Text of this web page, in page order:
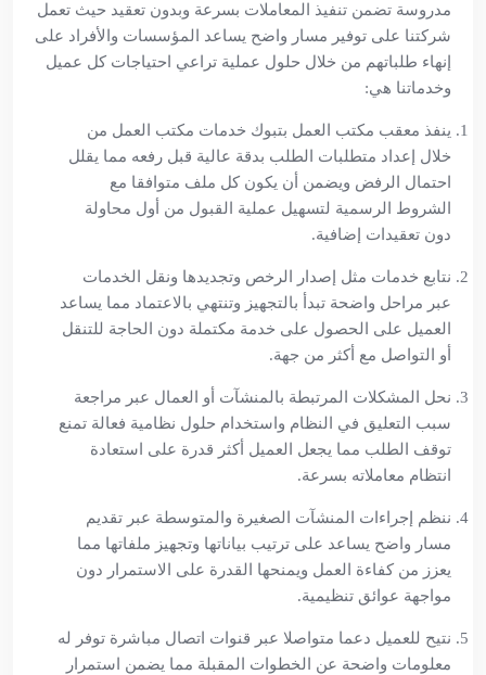
مدروسة تضمن تنفيذ المعاملات بسرعة وبدون تعقيد حيث تعمل
شركتنا على توفير مسار واضح يساعد المؤسسات والأفراد على
إنهاء طلباتهم من خلال حلول عملية تراعي احتياجات كل عميل
وخدماتنا هي:
ينفذ معقب مكتب العمل بتبوك خدمات مكتب العمل من
خلال إعداد متطلبات الطلب بدقة عالية قبل رفعه مما يقلل
احتمال الرفض ويضمن أن يكون كل ملف متوافقا مع
الشروط الرسمية لتسهيل عملية القبول من أول محاولة
دون تعقيدات إضافية.
نتابع خدمات مثل إصدار الرخص وتجديدها ونقل الخدمات
عبر مراحل واضحة تبدأ بالتجهيز وتنتهي بالاعتماد مما يساعد
العميل على الحصول على خدمة مكتملة دون الحاجة للتنقل
أو التواصل مع أكثر من جهة.
نحل المشكلات المرتبطة بالمنشآت أو العمال عبر مراجعة
سبب التعليق في النظام واستخدام حلول نظامية فعالة تمنع
توقف الطلب مما يجعل العميل أكثر قدرة على استعادة
انتظام معاملاته بسرعة.
ننظم إجراءات المنشآت الصغيرة والمتوسطة عبر تقديم
مسار واضح يساعد على ترتيب بياناتها وتجهيز ملفاتها مما
يعزز من كفاءة العمل ويمنحها القدرة على الاستمرار دون
مواجهة عوائق تنظيمية.
نتيح للعميل دعما متواصلا عبر قنوات اتصال مباشرة توفر له
معلومات واضحة عن الخطوات المقبلة مما يضمن استمرار